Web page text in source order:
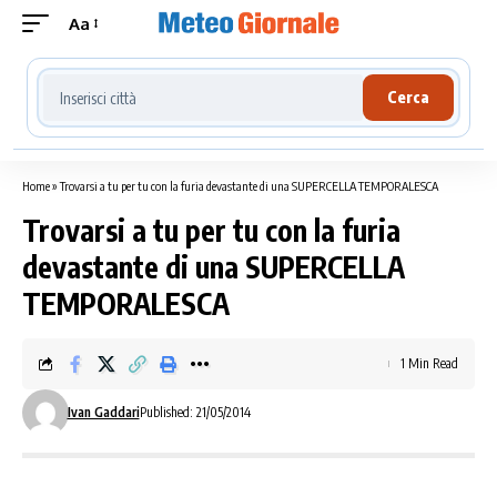
Aa
Cerca località meteo
Cerca
Home»Trovarsi a tu per tu con la furia devastante di una SUPERCELLA TEMPORALESCA
Trovarsi a tu per tu con la furia
devastante di una SUPERCELLA
TEMPORALESCA
Ivan GaddariPublished: 21/05/2014
1 Min Read